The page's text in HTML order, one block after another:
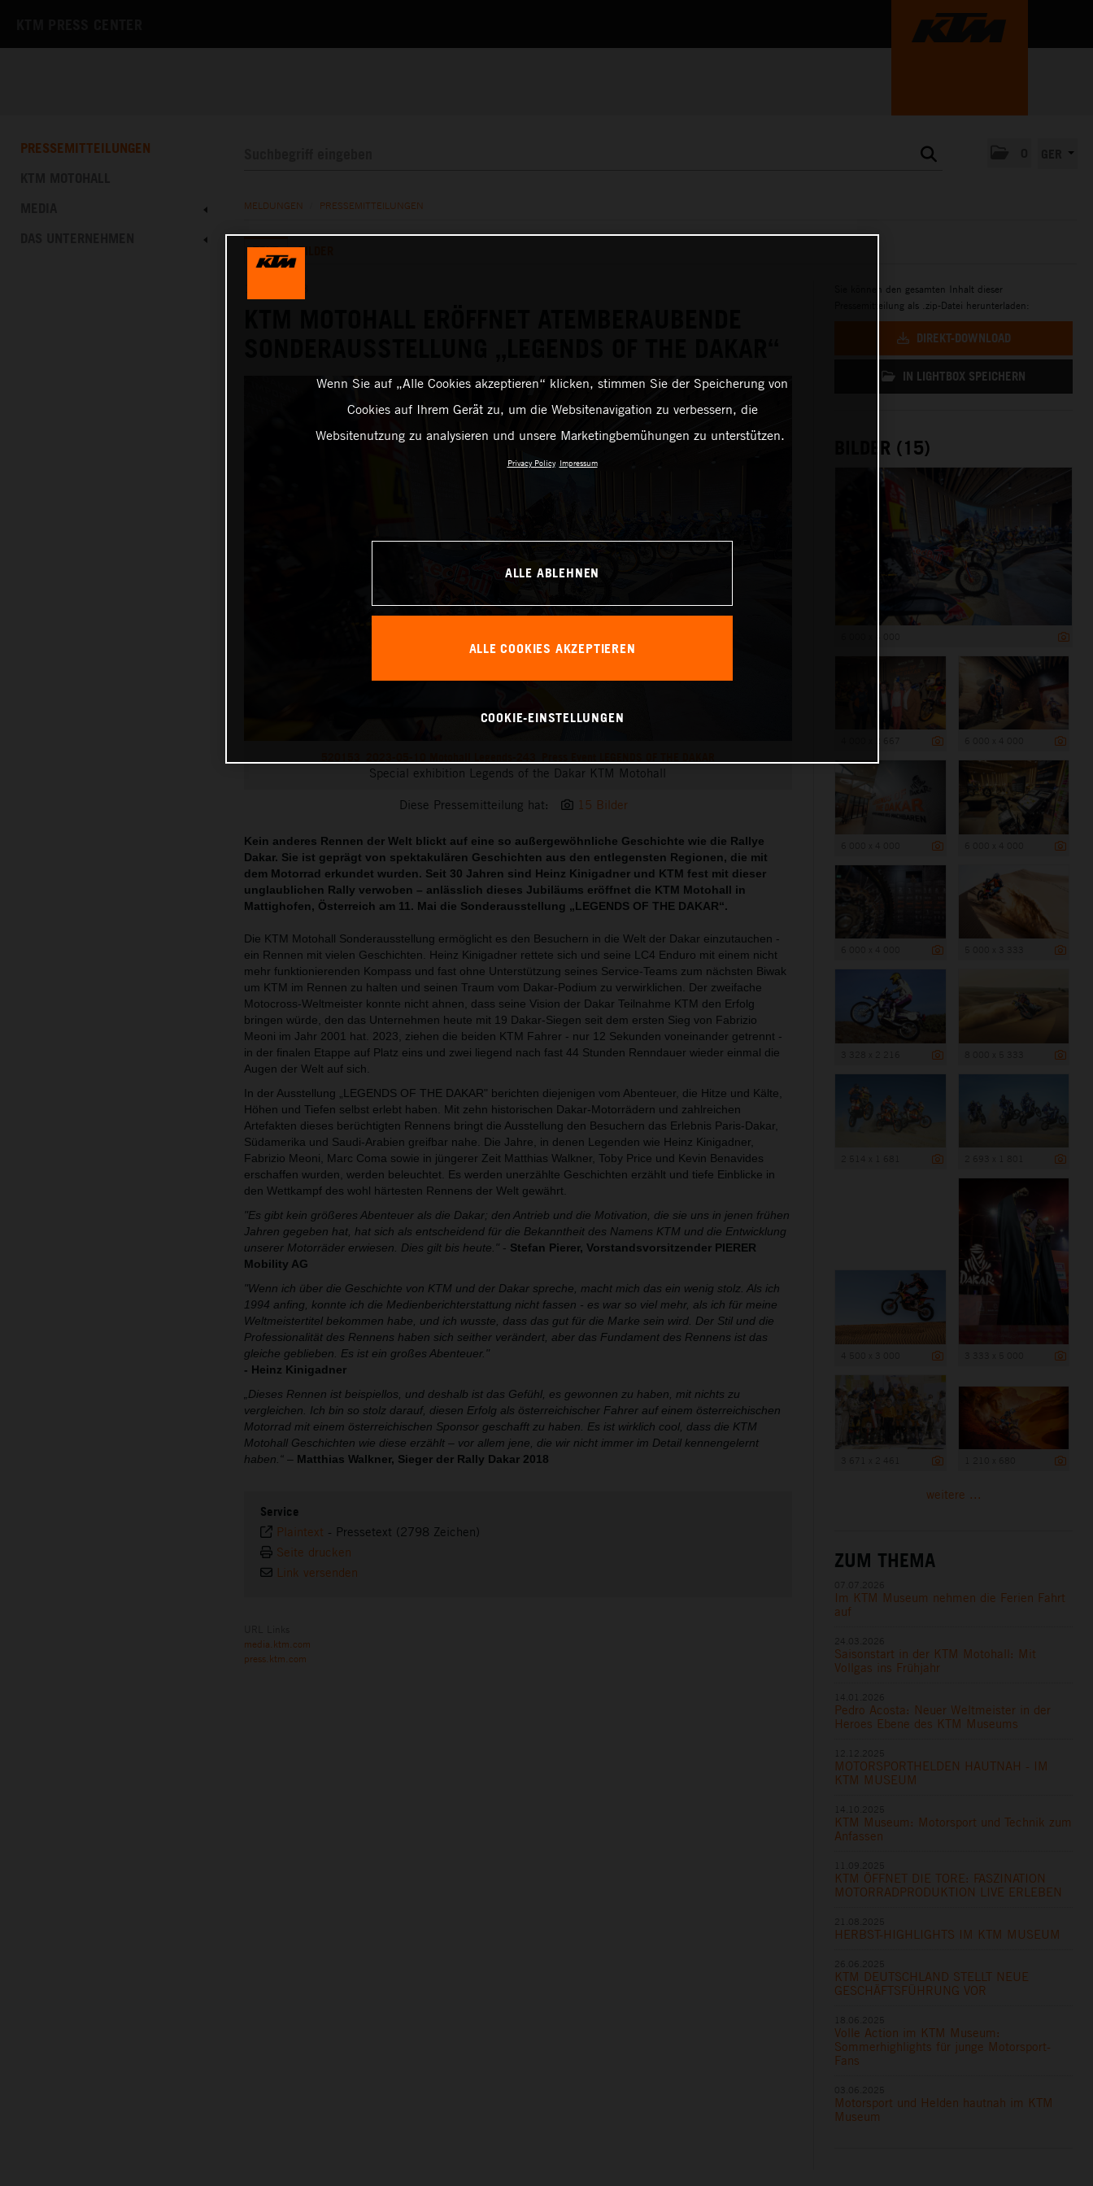
PRESSEMITTEILUNGEN
MELDUNGEN PRESSEMITTEILUNGEN
TEXT BILDER
Special exhibition Legends of the Dakar KTM Motohall
Diese Pressemitteilung hat: 15 Bilder
Kein anderes Rennen der Welt blickt auf eine so außergewöhnliche Geschichte wie die Rallye
Dakar. Sie ist geprägt von spektakulären Geschichten aus den entlegensten Regionen, die mit
dem Motorrad erkundet wurden. Seit 30 Jahren sind Heinz Kinigadner und KTM fest mit dieser
unglaublichen Rally verwoben – anlässlich dieses Jubiläums eröffnet die KTM Motohall in
Mattighofen, Österreich am 11. Mai die Sonderausstellung „LEGENDS OF THE DAKAR“.
Die KTM Motohall Sonderausstellung ermöglicht es den Besuchern in die Welt der Dakar einzutauchen -
ein Rennen mit vielen Geschichten. Heinz Kinigadner rettete sich und seine LC4 Enduro mit einem nicht
mehr funktionierenden Kompass und fast ohne Unterstützung seines Service-Teams zum nächsten Biwak
um KTM im Rennen zu halten und seinen Traum vom Dakar-Podium zu verwirklichen. Der zweifache
Motocross-Weltmeister konnte nicht ahnen, dass seine Vision der Dakar Teilnahme KTM den Erfolg
bringen würde, den das Unternehmen heute mit 19 Dakar-Siegen seit dem ersten Sieg von Fabrizio
Meoni im Jahr 2001 hat. 2023, ziehen die beiden KTM Fahrer - nur 12 Sekunden voneinander getrennt -
in der finalen Etappe auf Platz eins und zwei liegend nach fast 44 Stunden Renndauer wieder einmal die
Augen der Welt auf sich.
In der Ausstellung „LEGENDS OF THE DAKAR" berichten diejenigen vom Abenteuer, die Hitze und Kälte,
Höhen und Tiefen selbst erlebt haben. Mit zehn historischen Dakar-Motorrädern und zahlreichen
Artefakten dieses berüchtigten Rennens bringt die Ausstellung den Besuchern das Erlebnis Paris-Dakar,
Südamerika und Saudi-Arabien greifbar nahe. Die Jahre, in denen Legenden wie Heinz Kinigadner,
Fabrizio Meoni, Marc Coma sowie in jüngerer Zeit Matthias Walkner, Toby Price und Kevin Benavides
erschaffen wurden, werden beleuchtet. Es werden unerzählte Geschichten erzählt und tiefe Einblicke in
den Wettkampf des wohl härtesten Rennens der Welt gewährt.
"Es gibt kein größeres Abenteuer als die Dakar; den Antrieb und die Motivation, die sie uns in jenen frühen
Jahren gegeben hat, hat sich als entscheidend für die Bekanntheit des Namens KTM und die Entwicklung
unserer Motorräder erwiesen. Dies gilt bis heute." - Stefan Pierer, Vorstandsvorsitzender PIERER
Mobility AG
"Wenn ich über die Geschichte von KTM und der Dakar spreche, macht mich das ein wenig stolz. Als ich
1994 anfing, konnte ich die Medienberichterstattung nicht fassen - es war so viel mehr, als ich für meine
Weltmeistertitel bekommen habe, und ich wusste, dass das gut für die Marke sein wird. Der Stil und die
Professionalität des Rennens haben sich seither verändert, aber das Fundament des Rennens ist das
gleiche geblieben. Es ist ein großes Abenteuer."
- Heinz Kinigadner
„Dieses Rennen ist beispiellos, und deshalb ist das Gefühl, es gewonnen zu haben, mit nichts zu
vergleichen. Ich bin so stolz darauf, diesen Erfolg als österreichischer Fahrer auf einem österreichischen
Motorrad mit einem österreichischen Sponsor geschafft zu haben. Es ist wirklich cool, dass die KTM
Motohall Geschichten wie diese erzählt – vor allem jene, die wir nicht immer im Detail kennengelernt
haben.“ – Matthias Walkner, Sieger der Rally Dakar 2018
Service
Plaintext - Pressetext (2798 Zeichen)
Seite drucken
Link versenden
media.ktm.com
press.ktm.com
Sie können den gesamten Inhalt dieser
Pressemitteilung als .zip-Datei herunterladen:
DIREKT-DOWNLOAD
IN LIGHTBOX SPEICHERN
BILDER (15)
weitere ...
ZUM THEMA
Im KTM Museum nehmen die Ferien Fahrt
auf
Saisonstart in der KTM Motohall: Mit
Vollgas ins Frühjahr
Pedro Acosta: Neuer Weltmeister in der
Heroes Ebene des KTM Museums
MOTORSPORTHELDEN HAUTNAH - IM
KTM MUSEUM
KTM Museum: Motorsport und Technik zum
Anfassen
KTM ÖFFNET DIE TORE: FASZINATION
MOTORRADPRODUKTION LIVE ERLEBEN
HERBST-HIGHLIGHTS IM KTM MUSEUM
KTM DEUTSCHLAND STELLT NEUE
GESCHÄFTSFÜHRUNG VOR
Volle Action im KTM Museum:
Sommerhighlights für junge Motorsport-
Fans
Motorsport und Helden hautnah im KTM
Museum
Wenn Sie auf „Alle Cookies akzeptieren“ klicken, stimmen Sie der Speicherung von
Cookies auf Ihrem Gerät zu, um die Websitenavigation zu verbessern, die
Websitenutzung zu analysieren und unsere Marketingbemühungen zu unterstützen.
Privacy Policy Impressum
ALLE ABLEHNEN
ALLE COOKIES AKZEPTIEREN
COOKIE-EINSTELLUNGEN